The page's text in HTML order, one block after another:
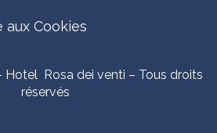
Rosa dei venti – Tous droits
réservés
Cookies